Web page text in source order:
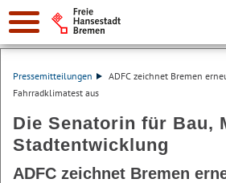
Suche:
Pressemitteilungen
ADFC zeichnet Bremen
Fahrradklimatest aus
Die Senatorin für Bau,
Stadtentwicklung
ADFC zeichnet Bremen